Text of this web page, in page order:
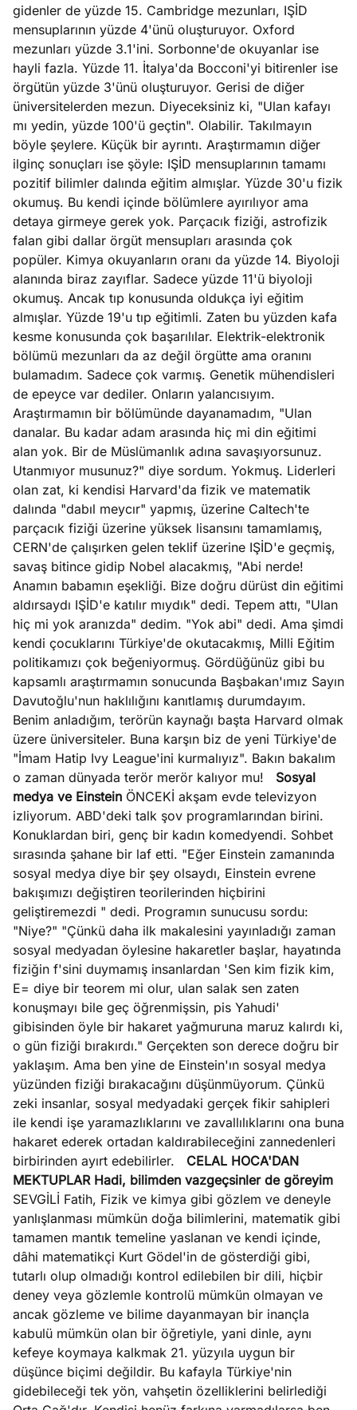
gidenler de yüzde 15. Cambridge mezunları, IŞİD
mensuplarının yüzde 4'ünü oluşturuyor. Oxford
mezunları yüzde 3.1'ini. Sorbonne'de okuyanlar ise
hayli fazla. Yüzde 11. İtalya'da Bocconi'yi bitirenler ise
örgütün yüzde 3'ünü oluşturuyor. Gerisi de diğer
üniversitelerden mezun. Diyeceksiniz ki, "Ulan kafayı
mı yedin, yüzde 100'ü geçtin". Olabilir. Takılmayın
böyle şeylere. Küçük bir ayrıntı. Araştırmamın diğer
ilginç sonuçları ise şöyle: IŞİD mensuplarının tamamı
pozitif bilimler dalında eğitim almışlar. Yüzde 30'u fizik
okumuş. Bu kendi içinde bölümlere ayırılıyor ama
detaya girmeye gerek yok. Parçacık fiziği, astrofizik
falan gibi dallar örgüt mensupları arasında çok
popüler. Kimya okuyanların oranı da yüzde 14. Biyoloji
alanında biraz zayıflar. Sadece yüzde 11'ü biyoloji
okumuş. Ancak tıp konusunda oldukça iyi eğitim
almışlar. Yüzde 19'u tıp eğitimli. Zaten bu yüzden kafa
kesme konusunda çok başarılılar. Elektrik-elektronik
bölümü mezunları da az değil örgütte ama oranını
bulamadım. Sadece çok varmış. Genetik mühendisleri
de epeyce var dediler. Onların yalancısıyım.
Araştırmamın bir bölümünde dayanamadım, "Ulan
danalar. Bu kadar adam arasında hiç mi din eğitimi
alan yok. Bir de Müslümanlık adına savaşıyorsunuz.
Utanmıyor musunuz?" diye sordum. Yokmuş. Liderleri
olan zat, ki kendisi Harvard'da fizik ve matematik
dalında "dabıl meycır" yapmış, üzerine Caltech'te
parçacık fiziği üzerine yüksek lisansını tamamlamış,
CERN'de çalışırken gelen teklif üzerine IŞİD'e geçmiş,
savaş bitince gidip Nobel alacakmış, "Abi nerde!
Anamın babamın eşekliği. Bize doğru dürüst din eğitimi
aldırsaydı IŞİD'e katılır mıydık" dedi. Tepem attı, "Ulan
hiç mi yok aranızda" dedim. "Yok abi" dedi. Ama şimdi
kendi çocuklarını Türkiye'de okutacakmış, Milli Eğitim
politikamızı çok beğeniyormuş. Gördüğünüz gibi bu
kapsamlı araştırmamın sonucunda Başbakan'ımız Sayın
Davutoğlu'nun haklılığını kanıtlamış durumdayım.
Benim anladığım, terörün kaynağı başta Harvard olmak
üzere üniversiteler. Buna karşın biz de yeni Türkiye'de
"İmam Hatip Ivy League'ini kurmalıyız". Bakın bakalım
o zaman dünyada terör merör kalıyor mu! Sosyal
medya ve Einstein ÖNCEKİ akşam evde televizyon
izliyorum. ABD'deki talk şov programlarından birini.
Konuklardan biri, genç bir kadın komedyendi. Sohbet
sırasında şahane bir laf etti. "Eğer Einstein zamanında
sosyal medya diye bir şey olsaydı, Einstein evrene
bakışımızı değiştiren teorilerinden hiçbirini
geliştiremezdi " dedi. Programın sunucusu sordu:
"Niye?" "Çünkü daha ilk makalesini yayınladığı zaman
sosyal medyadan öylesine hakaretler başlar, hayatında
fiziğin f'sini duymamış insanlardan 'Sen kim fizik kim,
E= diye bir teorem mi olur, ulan salak sen zaten
konuşmayı bile geç öğrenmişsin, pis Yahudi'
gibisinden öyle bir hakaret yağmuruna maruz kalırdı ki,
o gün fiziği bırakırdı." Gerçekten son derece doğru bir
yaklaşım. Ama ben yine de Einstein'ın sosyal medya
yüzünden fiziği bırakacağını düşünmüyorum. Çünkü
zeki insanlar, sosyal medyadaki gerçek fikir sahipleri
ile kendi işe yaramazlıklarını ve zavallılıklarını ona buna
hakaret ederek ortadan kaldırabileceğini zannedenleri
birbirinden ayırt edebilirler. CELAL HOCA'DAN
MEKTUPLAR Hadi, bilimden vazgeçsinler de göreyim
SEVGİLİ Fatih, Fizik ve kimya gibi gözlem ve deneyle
yanlışlanması mümkün doğa bilimlerini, matematik gibi
tamamen mantık temeline yaslanan ve kendi içinde,
dâhi matematikçi Kurt Gödel'in de gösterdiği gibi,
tutarlı olup olmadığı kontrol edilebilen bir dili, hiçbir
deney veya gözlemle kontrolü mümkün olmayan ve
ancak gözleme ve bilime dayanmayan bir inançla
kabulü mümkün olan bir öğretiyle, yani dinle, aynı
kefeye koymaya kalkmak 21. yüzyıla uygun bir
düşünce biçimi değildir. Bu kafayla Türkiye'nin
gidebileceği tek yön, vahşetin özelliklerini belirlediği